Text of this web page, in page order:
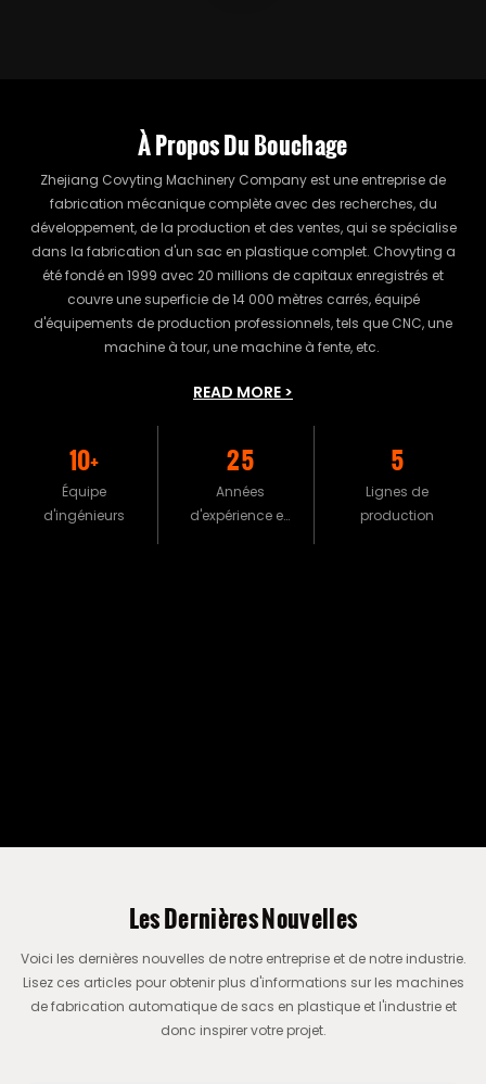
À Propos Du Bouchage
Zhejiang Covyting Machinery Company est une entreprise de
fabrication mécanique complète avec des recherches, du
développement, de la production et des ventes, qui se spécialise
dans la fabrication d'un sac en plastique complet. Chovyting a
été fondé en 1999 avec 20 millions de capitaux enregistrés et
couvre une superficie de 14 000 mètres carrés, équipé
d'équipements de production professionnels, tels que CNC, une
machine à tour, une machine à fente, etc.
READ MORE >
10+
Équipe
d'ingénieurs
25
Années
d'expérience en
5
Lignes de
production
Les Dernières Nouvelles
Voici les dernières nouvelles de notre entreprise et de notre industrie.
Lisez ces articles pour obtenir plus d'informations sur les machines
de fabrication automatique de sacs en plastique et l'industrie et
donc inspirer votre projet.